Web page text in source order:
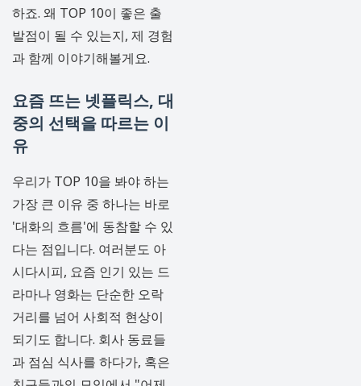
하죠. 왜 TOP 10이 좋은 출
발점이 될 수 있는지, 제 경험
과 함께 이야기해볼게요.
요즘 뜨는 넷플릭스, 대
중의 선택을 따르는 이
유
우리가 TOP 10을 봐야 하는
가장 큰 이유 중 하나는 바로
'대화의 흐름'에 동참할 수 있
다는 점입니다. 여러분도 아
시다시피, 요즘 인기 있는 드
라마나 영화는 단순한 오락
거리를 넘어 사회적 현상이
되기도 합니다. 회사 동료들
과 점심 식사를 하다가, 혹은